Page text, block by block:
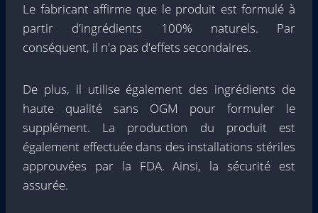
Le fabricant affirme que le produit est formulé à
partir d'ingrédients 100% naturels. Par
conséquent, il n'a pas d'effets secondaires.
De plus, il utilise également des ingrédients de
haute qualité sans OGM pour formuler le
supplément. La production du produit est
également effectuée dans des installations stériles
approuvées par la FDA. Ainsi, la sécurité est
assurée.